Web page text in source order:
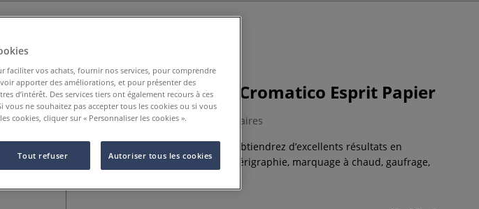
Calque de couleur Cromatico Esprit Papier
0 Commentaires
Avec ce calque de couleur vous obtiendrez d’excellents résultats en
impression offset, typographie, sérigraphie, marquage à chaud, gaufrage,
faciliter vos achats, fournir nos services, pour comprendre
apporter des améliorations, et pour présenter des
d’intérêt. Des services tiers ont également recours à ces
ne souhaitez pas accepter tous les cookies ou si vous
cookies, cliquer sur « Personnaliser les cookies ».
Tout refuser Autoriser tous les cookies